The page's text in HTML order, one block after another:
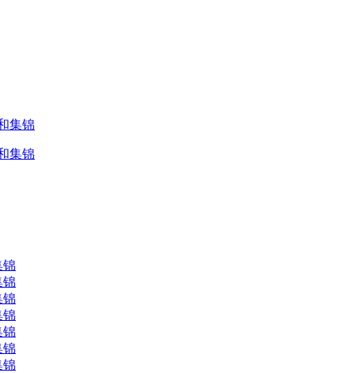
集锦
集锦
锦
锦
锦
锦
锦
锦
锦